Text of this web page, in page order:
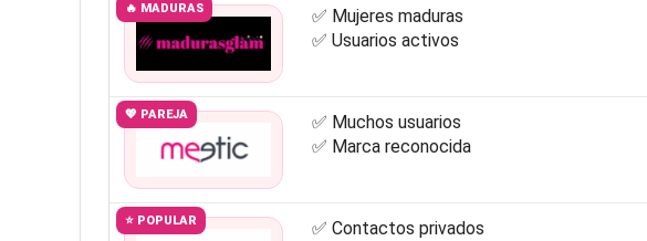
🔥 MADURAS
✅ Mujeres maduras
✅ Usuarios activos
💖 PAREJA
✅ Muchos usuarios
✅ Marca reconocida
⭐ POPULAR
✅ Contactos privados